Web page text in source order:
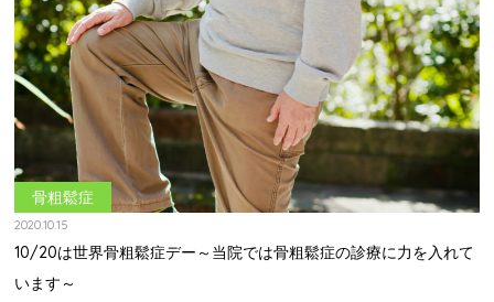
骨粗鬆症
2020.10.15
10/20は世界骨粗鬆症デー～当院では骨粗鬆症の診療に力を入れて
います～